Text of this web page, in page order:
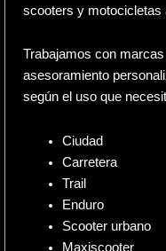
scooters y motocicletas
Trabajamos con
asesoramiento
según el uso que
Ciudad
Carretera
Trail
Enduro
Scooter urbano
Maxiscooter